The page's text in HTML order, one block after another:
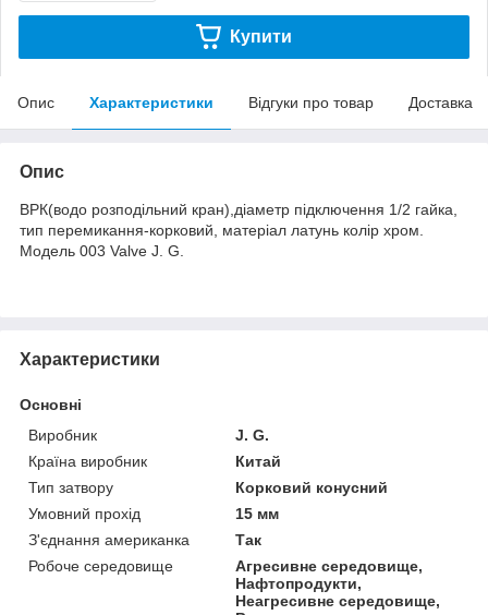
Купити
Опис Характеристики Відгуки про товар Доставка
Опис
ВРК(водо розподільний кран),діаметр підключення 1/2 гайка,
тип перемикання-корковий, матеріал латунь колір хром.
Модель 003 Valve J. G.
Характеристики
Основні
Виробник
J. G.
Країна виробник
Китай
Тип затвору
Корковий конусний
Умовний прохід
15 мм
З'єднання американка
Так
Робоче середовище
Агресивне середовище,
Нафтопродукти,
Неагресивне середовище,